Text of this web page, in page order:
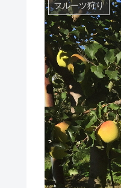
フルーツ狩り